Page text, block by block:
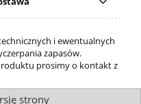
i ewentualnych
zapasów.
prosimy o kontakt z
strony